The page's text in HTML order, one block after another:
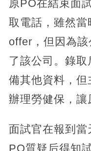
原PO在結束面
取電話，雖然當
offer， 但因為
了該公司。錄
備其他資料，
辦理勞健保，讓
面試官在報到
PO質疑后得知